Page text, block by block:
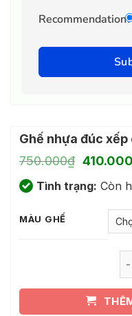
Recommendation?
Ghế nhựa đúc
750.000₫ Giá
là:
Tình trạng: Còn
MÀU GHẾ